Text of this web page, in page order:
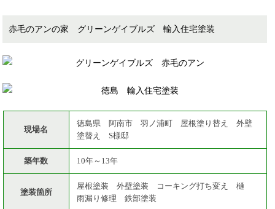
赤毛のアンの家 グリーンゲイブルズ 輸入住宅塗装
現場名
徳島県 阿南市 羽ノ浦町 屋根塗り替え 外壁
塗替え S様邸
築年数 10年～13年
塗装箇所
屋根塗装 外壁塗装 コーキング打ち変え 樋
雨漏り修理 鉄部塗装